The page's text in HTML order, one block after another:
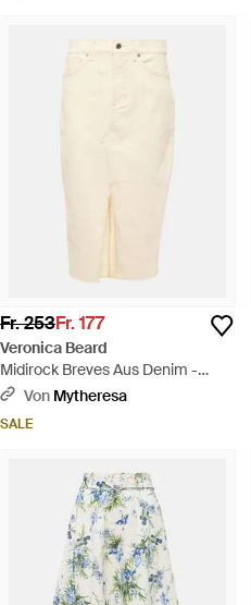
Fr. 253Fr. 177
Veronica Beard
Midirock Breves Aus Denim -
Natur
Von Mytheresa
SALE